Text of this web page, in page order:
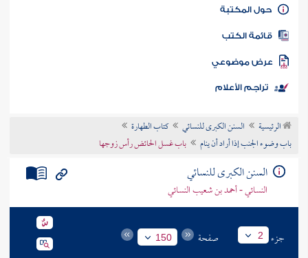
كتاب الأمة
المكتبة
الكتب
موضوعي
تراجم الأعلام
الرئيسية السنن الكبرى للنسائي
كتاب الطهارة
باب وضوء الجنب إذا أراد أن ينام
باب غسل الحائض رأس زوجها
السنن الكبرى للنسائي
النسائي - أحمد بن شعيب النسائي
جزء 2 صفحة 150